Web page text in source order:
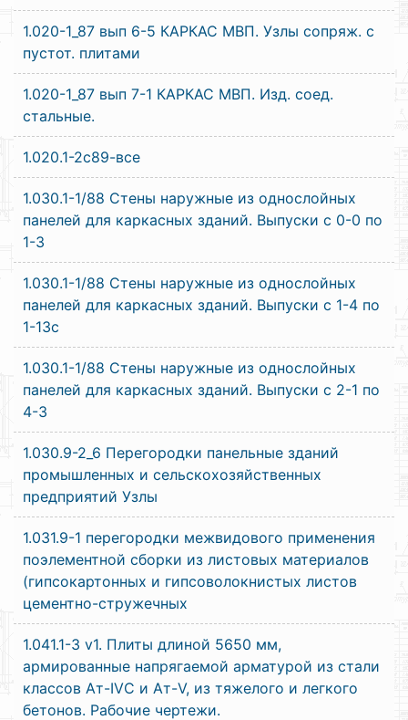
1.020-1_87 вып 6-5 КАРКАС МВП. Узлы сопряж. с
пустот. плитами
1.020-1_87 вып 7-1 КАРКАС МВП. Изд. соед.
стальные.
1.020.1-2с89-все
1.030.1-1/88 Стены наружные из однослойных
панелей для каркасных зданий. Выпуски с 0-0 по
1-3
1.030.1-1/88 Стены наружные из однослойных
панелей для каркасных зданий. Выпуски с 1-4 по
1-13c
1.030.1-1/88 Стены наружные из однослойных
панелей для каркасных зданий. Выпуски с 2-1 по
4-3
1.030.9-2_6 Перегородки панельные зданий
промышленных и сельскохозяйственных
предприятий Узлы
1.031.9-1 перегородки межвидового применения
поэлементной сборки из листовых материалов
(гипсокартонных и гипсоволокнистых листов
цементно-стружечных
1.041.1-3 v1. Плиты длиной 5650 мм,
армированные напрягаемой арматурой из стали
классов Ат-IVС и Ат-V, из тяжелого и легкого
бетонов. Рабочие чертежи.